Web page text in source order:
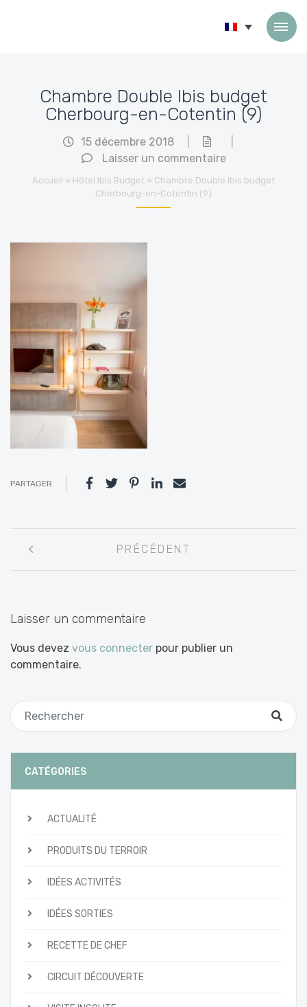
Chambre Double Ibis budget
Cherbourg-en-Cotentin (9)
15 décembre 2018
Laisser un commentaire
Accueil » Hôtel Ibis Budget » Chambre Double Ibis budget
Cherbourg-en-Cotentin (9)
PARTAGER
entre
PRÉCÉDENT
Laisser un commentaire
Vous devez vous connecter pour publier un
commentaire.
CATÉGORIES
ACTUALITÉ
PRODUITS DU TERROIR
IDÉES ACTIVITÉS
IDÉES SORTIES
RECETTE DE CHEF
CIRCUIT DÉCOUVERTE